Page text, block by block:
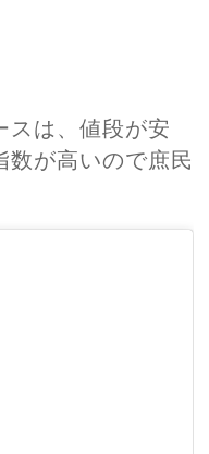
スは、値段が安
数が高いので庶民